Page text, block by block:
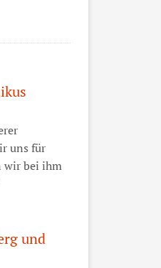
uns für
wir bei ihm
und